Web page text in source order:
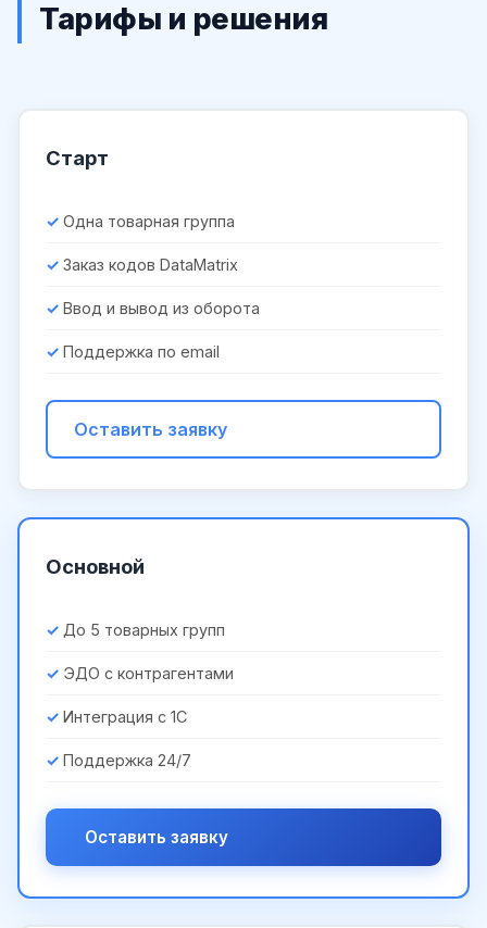
Тарифы и решения
Старт
Одна товарная группа
Заказ кодов DataMatrix
Ввод и вывод из оборота
Поддержка по email
Оставить заявку
Основной
До 5 товарных групп
ЭДО с контрагентами
Интеграция с 1С
Поддержка 24/7
Оставить заявку